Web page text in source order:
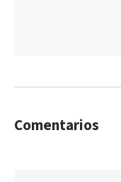
Comentarios